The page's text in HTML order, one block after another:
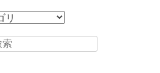
Search for: